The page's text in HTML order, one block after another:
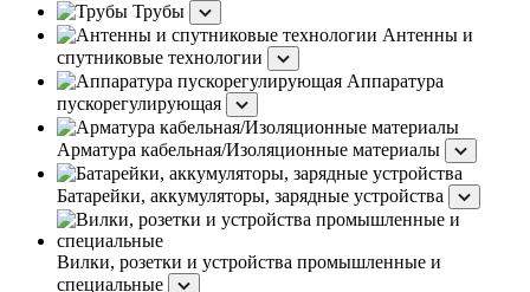
Трубы
Антенны и
спутниковые технологии
Аппаратура
пускорегулирующая
Арматура кабельная/Изоляционные материалы
Батарейки, аккумуляторы, зарядные устройства
Вилки, розетки и устройства промышленные и
специальные